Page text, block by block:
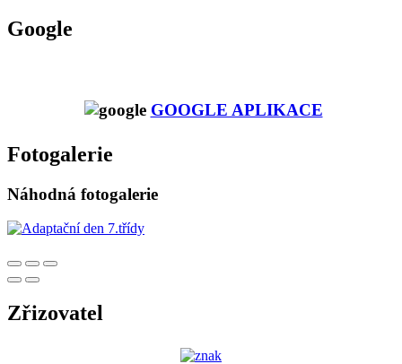
Google
GOOGLE APLIKACE
Fotogalerie
Náhodná fotogalerie
Zřizovatel